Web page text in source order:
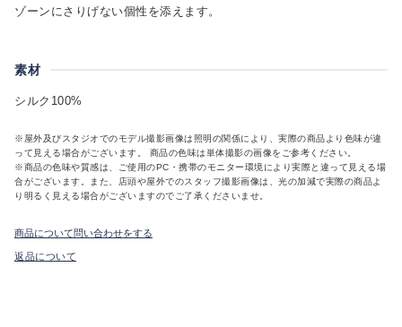
ゾーンにさりげない個性を添えます。
素材
シルク100%
※屋外及びスタジオでのモデル撮影画像は照明の関係により、実際の商品より色味が違
って見える場合がございます。 商品の色味は単体撮影の画像をご参考ください。
※商品の色味や質感は、ご使用のPC・携帯のモニター環境により実際と違って見える場
合がございます。また、店頭や屋外でのスタッフ撮影画像は、光の加減で実際の商品よ
り明るく見える場合がございますのでご了承くださいませ。
商品について問い合わせをする
返品について